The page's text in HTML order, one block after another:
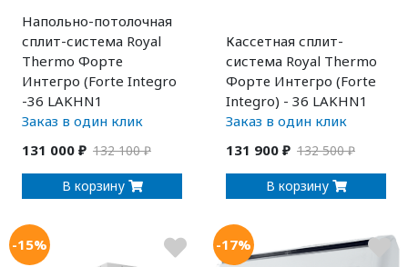
Напольно-потолочная
сплит-система Royal
Thermo Форте
Интегро (Forte Integro
-36 LAKHN1
Заказ в один клик
131 000 ₽ 132 100 ₽
В корзину
Кассетная сплит-
система Royal Thermo
Форте Интегро (Forte
Integro) - 36 LAKHN1
Заказ в один клик
131 900 ₽ 132 500 ₽
В корзину
-15% -17%